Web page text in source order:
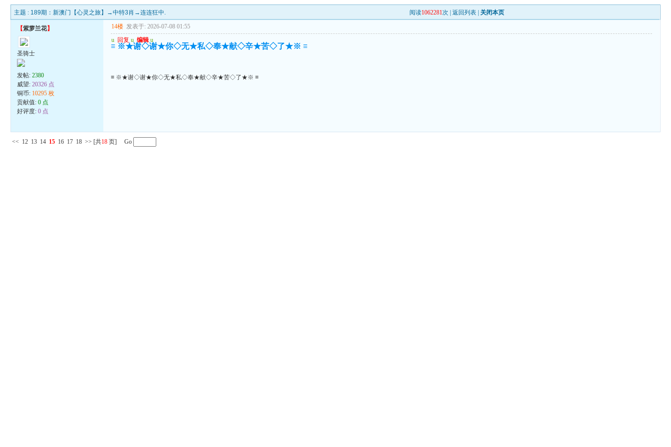
主题 : 189期：新澳门【心灵之旅】→中特3肖→连连狂中. 阅读1062281次 |返回列表 关闭本页
【紫萝兰花】
圣骑士
发帖:2380
威望:20326 点
铜币: 10295 枚
贡献值:0 点
好评度:0 点
14楼 发表于: 2026-07-08 01:55
u 回复 u 编辑 u
≡ ※★谢◇谢★你◇无★私◇奉★献◇辛★苦◇了★※ ≡
≡ ※★谢◇谢★你◇无★私◇奉★献◇辛★苦◇了★※ ≡
<< 12 13 14 15 16 17 18 >> [共18 页] Go